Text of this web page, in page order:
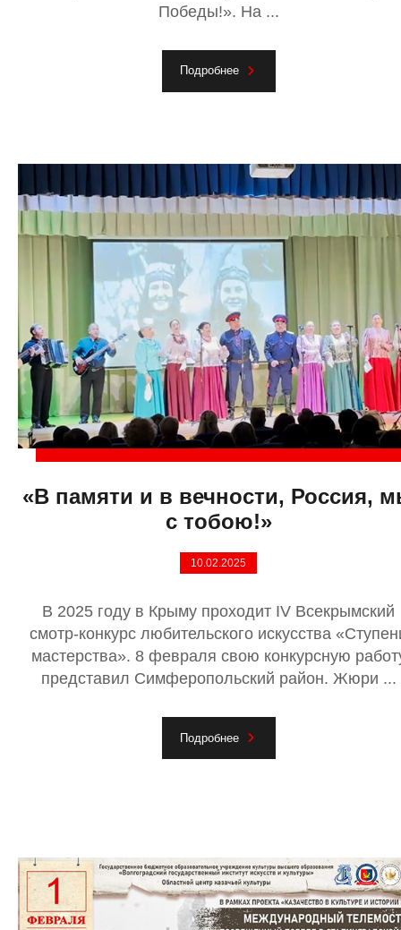
Победы!». На ...
Подробнее
«В памяти и в вечности, Россия,
с тобою!»
10.02.2025
В 2025 году в Крыму проходит IV Всекрымский
смотр-конкурс любительского искусства
мастерства». 8 февраля свою конкурсную
представил Симферопольский район. Жюри ...
Подробнее